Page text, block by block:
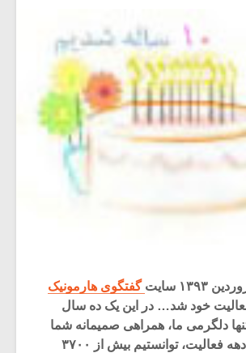
سایت
گفتگوی هارمونیک
فعالیت خود شد… در این یک ده سال
دلگرمی ما، همراهی صمیمانه شما
بود. در مدت یک دهه فعالیت، توانستیم بیش از ۳۷۰۰